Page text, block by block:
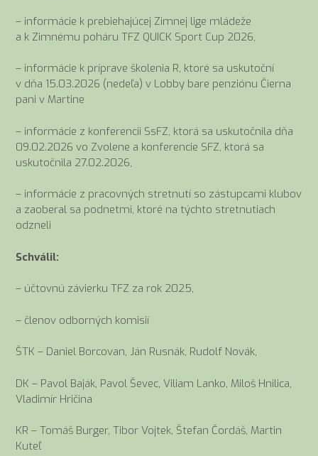
– informácie k prebiehajúcej Zimnej lige mládeže
a k Zimnému poháru TFZ QUICK Sport Cup 2026,
– informácie k príprave školenia R, ktoré sa uskutoční
v dňa 15.03.2026 (nedeľa) v Lobby bare penziónu Čierna
pani v Martine
– informácie z konferencii SsFZ, ktorá sa uskutočnila dňa
09.02.2026 vo Zvolene a konferencie SFZ, ktorá sa
uskutočnila 27.02.2026,
– informácie z pracovných stretnutí so zástupcami klubov
a zaoberal sa podnetmi, ktoré na týchto stretnutiach
odzneli
Schválil:
– účtovnú závierku TFZ za rok 2025,
– členov odborných komisií
ŠTK – Daniel Borcovan, Ján Rusnák, Rudolf Novák,
DK – Pavol Baják, Pavol Ševec, Viliam Lanko, Miloš Hnilica,
Vladimír Hričina
KR – Tomáš Burger, Tibor Vojtek, Štefan Čordáš, Martin
Kuteľ